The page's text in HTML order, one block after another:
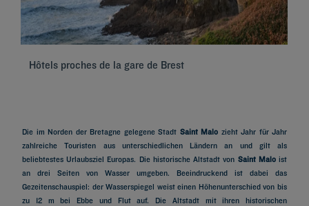
Hôtels proches de la gare de Brest
Die im Norden der Bretagne gelegene Stadt Saint Malo zieht Jahr für Jahr
zahlreiche Touristen aus unterschiedlichen Ländern an und gilt als
beliebtestes Urlaubsziel Europas. Die historische Altstadt von Saint Maloist
an drei Seiten von Wasser umgeben. Beeindruckend ist dabei das
Gezeitenschauspiel: der Wasserspiegel weist einen Höhenunterschied von bis
zu 12 m bei Ebbe und Flut auf. Die Altstadt mit ihren historischen